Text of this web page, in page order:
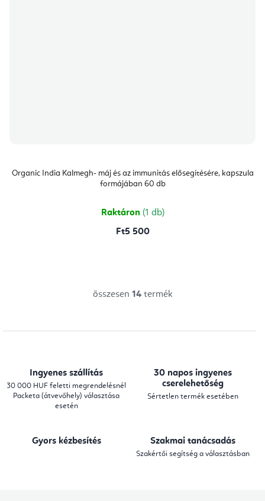
Organic India Kalmegh- máj és az immunitás elősegítésére, kapszula
formájában 60 db
Raktáron (1 db)
Ft5 500
s
y
összesen 14 termék
Ingyenes szállítás
30 000 HUF feletti megrendelésnél
Packeta (átvevőhely) választása
esetén
30 napos ingyenes
cserelehetőség
Sértetlen termék esetében
Gyors kézbesítés Szakmai tanácsadás
Szakértői segítség a választásban